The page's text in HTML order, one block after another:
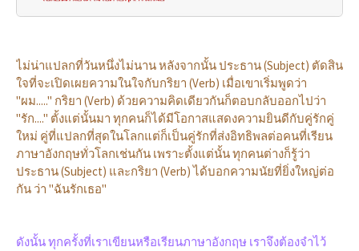
ไม่น่าแปลกที่วันหนึ่งไม่นาน หลังจากนั้น ประธาน (Subject) ตัดสิน
ใจที่จะเปิดเผยความในใจกับกริยา (Verb) เมื่อเขาเริ่มพูดว่า
"ผม....." กริยา (Verb) ด้วยความคิดเดียวกันก็ตอบกลับออกไปว่า
"รัก...." ตั้งแต่นั้นมา ทุกคนก็ได้มีโอกาสแสดงความยินดีกับคู่รักคู่
ใหม่ คู่ที่แปลกที่สุดในโลกแต่ก็เป็นคู่รักที่ส่งอิทธิพลต่อคนที่เรียน
ภาษาอังกฤษทั่วโลกเช่นกัน เพราะตั้งแต่นั้น ทุกคนต่างก็รู้ว่า
ประธาน (Subject) และกริยา (Verb) ได้บอกความนัยที่ยิ่งใหญ่ต่อ
กัน ว่า "ฉันรักเธอ"
ดังนั้น ทุกครั้งที่เราเขียนหรือเรียนภาษาอังกฤษ เราจึงต้องจำไว้